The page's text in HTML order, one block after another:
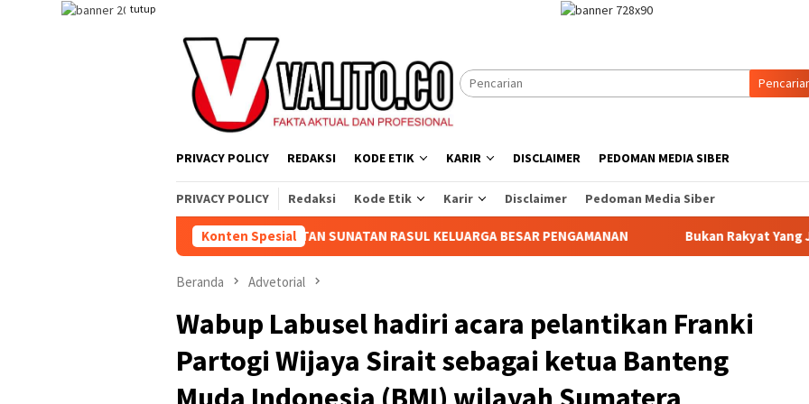
tutup
PRIVACY POLICY REDAKSI KODE ETIK KARIR DISCLAIMER PEDOMAN MEDIA SIBER
PRIVACY POLICY Redaksi Kode Etik Karir Disclaimer Pedoman Media Siber
Konten Spesial
DI ACARA SELAMATAN SUNATAN RASUL KELUARGA BESAR PENGAMANAN Bukan Rakyat Yang Jahat, Tetapi
Beranda Advetorial
Wabup Labusel hadiri acara pelantikan Franki
Partogi Wijaya Sirait sebagai ketua Banteng